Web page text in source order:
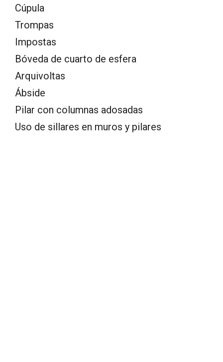
Cúpula
Trompas
Impostas
Bóveda de cuarto de esfera
Arquivoltas
Ábside
Pilar con columnas adosadas
Uso de sillares en muros y pilares